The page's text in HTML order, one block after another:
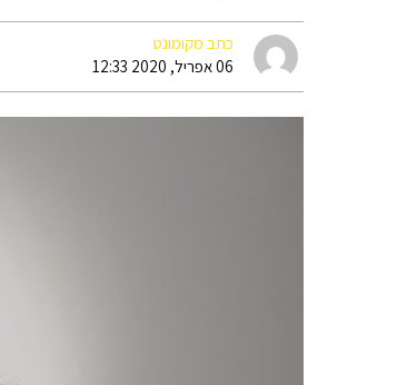
כתב מקומונט
06 אפריל, 2020 12:33